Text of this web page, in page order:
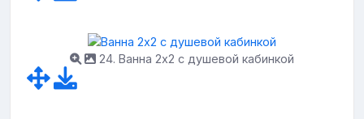
24. Ванна 2x2 с душевой кабинкой